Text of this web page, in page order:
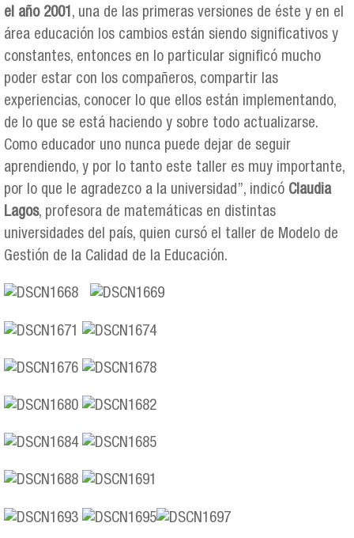
el año 2001, una de las primeras versiones de éste y en el
área educación los cambios están siendo significativos y
constantes, entonces en lo particular significó mucho
poder estar con los compañeros, compartir las
experiencias, conocer lo que ellos están implementando,
de lo que se está haciendo y sobre todo actualizarse.
Como educador uno nunca puede dejar de seguir
aprendiendo, y por lo tanto este taller es muy importante,
por lo que le agradezco a la universidad”, indicó Claudia
Lagos, profesora de matemáticas en distintas
universidades del país, quien cursó el taller de Modelo de
Gestión de la Calidad de la Educación.